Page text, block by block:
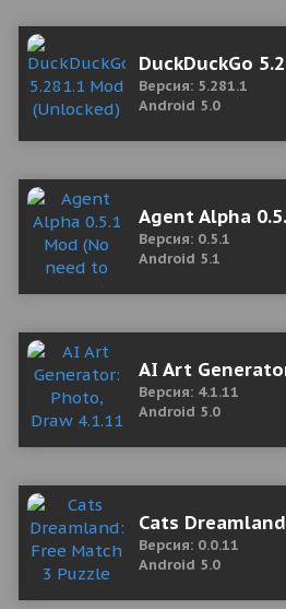
DuckDuckGo
Версия: 5.281.1
Android 5.0
Agent Alpha
Версия: 0.5.1
Android 5.1
AI Art
Версия: 4.1.11
Android 5.0
Cats
Версия: 0.0.11
Android 5.0